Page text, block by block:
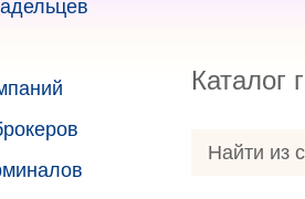
Каталог
Найти из